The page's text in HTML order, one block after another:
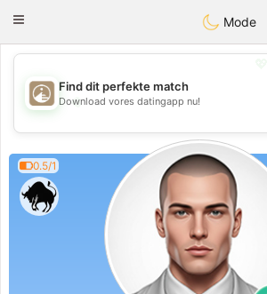
ahebik
Toggle
Mode
💖
💕
Find dit perfekte match
Download vores datingapp nu!
0.5/1